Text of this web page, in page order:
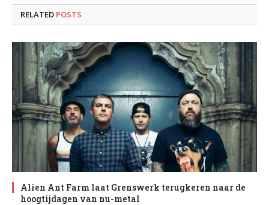
RELATED POSTS
Alien Ant Farm laat Grenswerk terugkeren naar de
hoogtijdagen van nu-metal